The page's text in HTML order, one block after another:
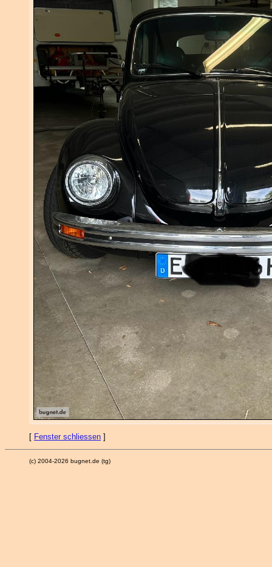
[ Fenster schliessen ]
(c) 2004-2026 bugnet.de (tg)